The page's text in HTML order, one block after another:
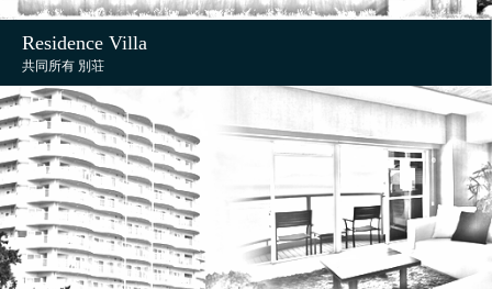
Residence Villa
共同所有 別荘